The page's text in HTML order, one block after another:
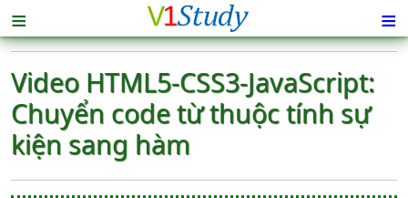
≡ ≡
Video HTML5-CSS3-JavaScript:
Chuyển code từ thuộc tính sự
kiện sang hàm